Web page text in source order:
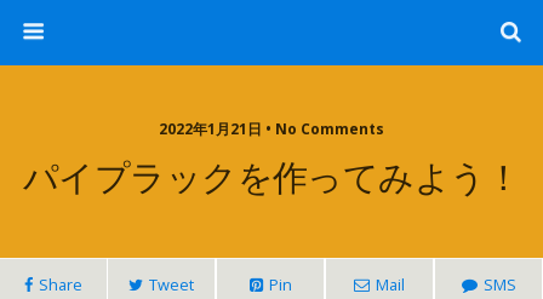
2022年1月21日 • No Comments
パイプラックを作ってみよう！
Share Tweet Pin Mail SMS